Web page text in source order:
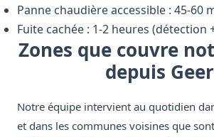
Panne chaudière accessible : 45-60
Fuite cachée : 1-2 heures (détection
Zones que couvre
depuis Geer
Notre équipe intervient au quotidien
et dans les communes voisines que